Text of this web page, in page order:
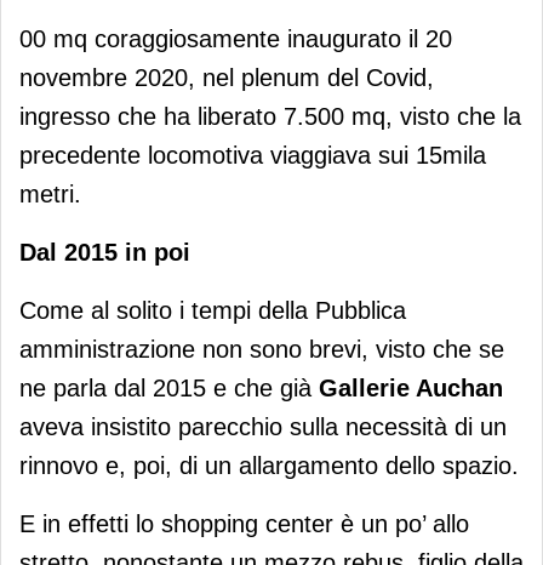
00 mq coraggiosamente inaugurato il 20
novembre 2020, nel plenum del Covid,
ingresso che ha liberato 7.500 mq, visto che la
precedente locomotiva viaggiava sui 15mila
metri.
Dal 2015 in poi
Come al solito i tempi della Pubblica
amministrazione non sono brevi, visto che se
ne parla dal 2015 e che già Gallerie Auchan
aveva insistito parecchio sulla necessità di un
rinnovo e, poi, di un allargamento dello spazio.
E in effetti lo shopping center è un po’ allo